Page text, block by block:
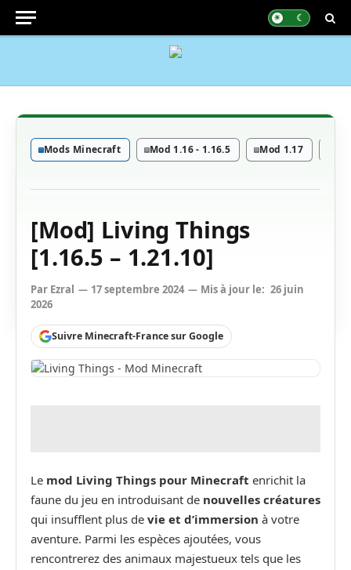
Mods Minecraft Mod 1.16 - 1.16.5 Mod 1.17
[Mod] Living Things
[1.16.5 – 1.21.10]
Par Ezral 17 septembre 2024 Mis à jour le: 26 juin
2026
Suivre Minecraft-France sur Google
Le mod Living Things pour Minecraft enrichit la
faune du jeu en introduisant de nouvelles créatures
qui insufflent plus de vie et d’immersion à votre
aventure. Parmi les espèces ajoutées, vous
rencontrerez des animaux majestueux tels que les